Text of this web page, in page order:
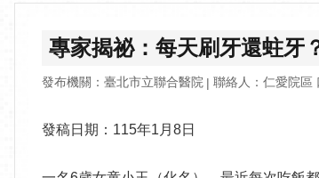
專家揭祕：每天刷牙還蛀牙
發布機關：臺北市立聯合醫院 聯絡人：仁愛院區
發稿日期：115年1月8日